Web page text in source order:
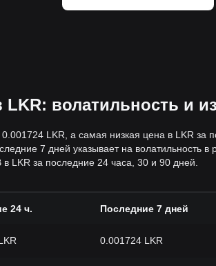
волатильность и
LKR, а самая низкая цена в LKR
7 дней указывает на волатильность
LKR за последние 24 часа, 30 и 90 дней.
24 ч. Последние 7 дней
0.001724 LKR